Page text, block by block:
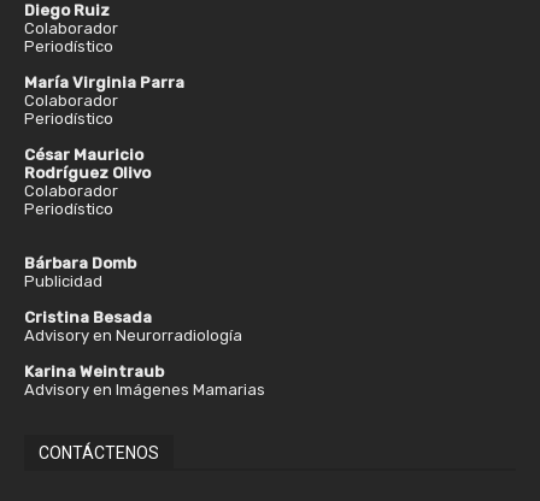
Diego Ruiz
Colaborador
Periodístico
María Virginia Parra
Colaborador
Periodístico
César Mauricio
Rodríguez Olivo
Colaborador
Periodístico
Bárbara Domb
Publicidad
Cristina Besada
Advisory en Neurorradiología
Karina Weintraub
Advisory en Imágenes Mamarias
CONTÁCTENOS